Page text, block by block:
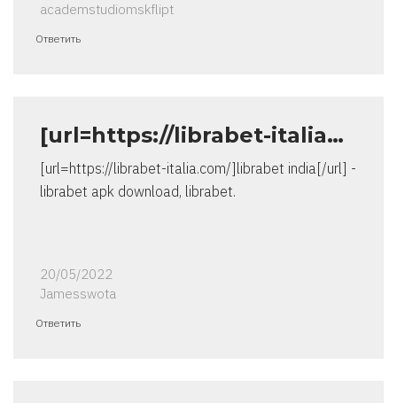
academstudiomskflipt
Ответить
[url=https://librabet-italia…
[url=https://librabet-italia.com/]librabet india[/url] -
librabet apk download, librabet.
20/05/2022
Jamesswota
Ответить